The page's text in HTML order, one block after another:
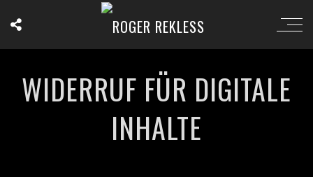
WIDERRUF FÜR DIGITALE
INHALTE